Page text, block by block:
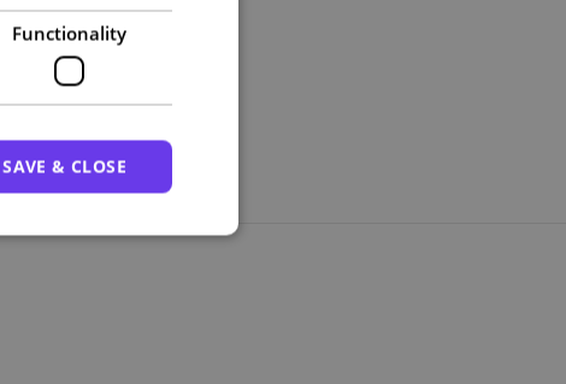
Functionality
SAVE & CLOSE